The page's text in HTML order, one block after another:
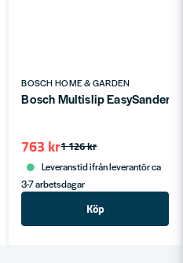
BOSCH HOME & GARDEN
Bosch Multislip EasySander
1 126 kr
763 kr
Leveranstid ifrån leverantör ca
3-7 arbetsdagar
Köp